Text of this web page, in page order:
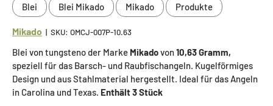
Blei Blei Mikado Mikado Produkte
Mikado | SKU: OMCJ-007P-10.63
Blei von tungsteno der Marke Mikadovon10,63 Gramm,
speziell für das Barsch- und Raubfischangeln. Kugelförmiges
Design und aus Stahlmaterial hergestellt. Ideal für das Angeln
in Carolina und Texas. Enthält 3 Stück